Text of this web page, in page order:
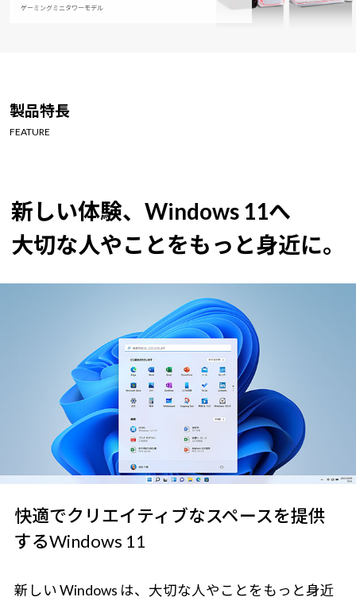
ゲーミングミニタワーモデル
製品特長
FEATURE
新しい体験、Windows 11へ
大切な人やことをもっと身近に。
快適でクリエイティブなスペースを提供
するWindows 11
新しい Windows は、大切な人やことをもっと身近